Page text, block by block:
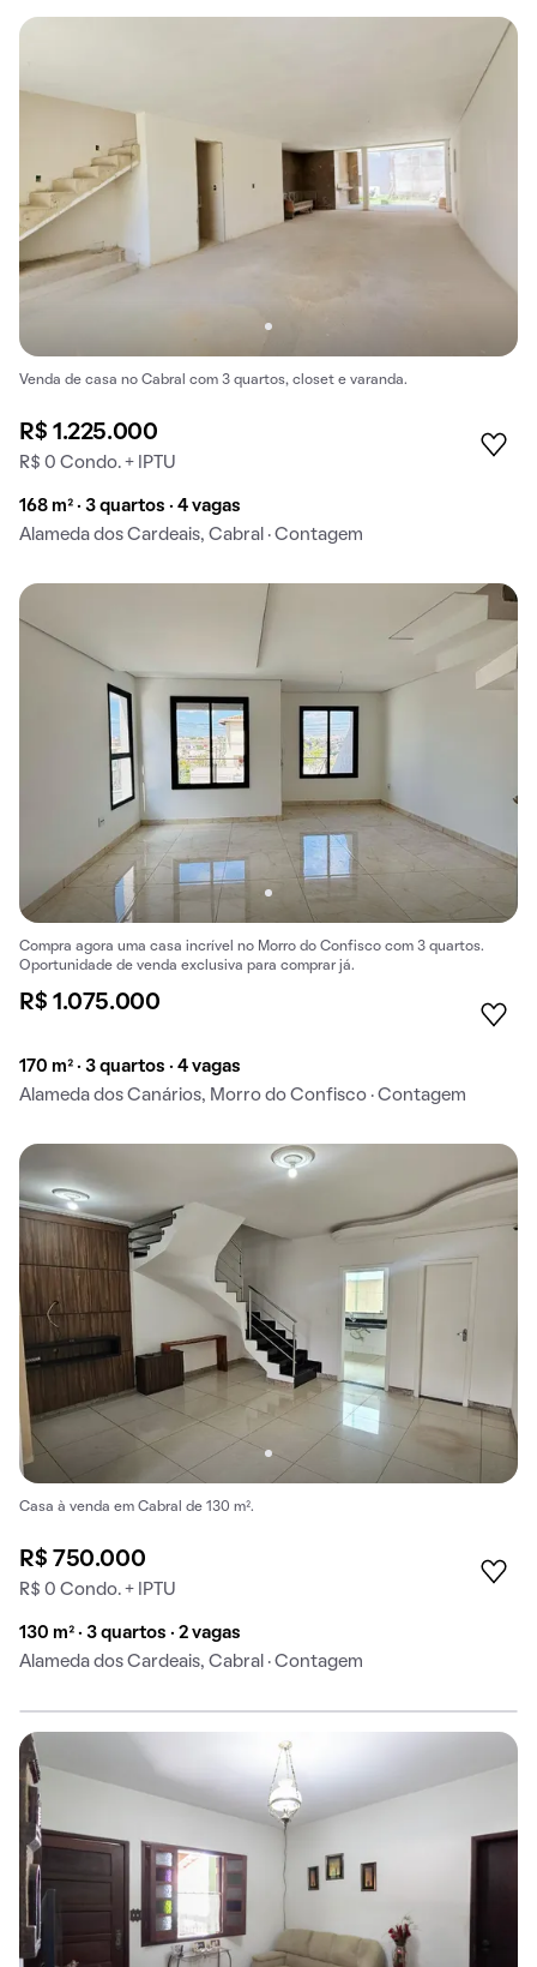
Venda de casa no Cabral com 3 quartos, closet e varanda.
R$ 1.225.000
R$ 0 Condo. + IPTU
168 m² · 3 quartos · 4 vagas
Alameda dos Cardeais, Cabral · Contagem
Compra agora uma casa incrível no Morro do Confisco com 3 quartos.
Oportunidade de venda exclusiva para comprar já.
R$ 1.075.000
170 m² · 3 quartos · 4 vagas
Alameda dos Canários, Morro do Confisco · Contagem
Casa à venda em Cabral de 130 m².
R$ 750.000
R$ 0 Condo. + IPTU
130 m² · 3 quartos · 2 vagas
Alameda dos Cardeais, Cabral · Contagem